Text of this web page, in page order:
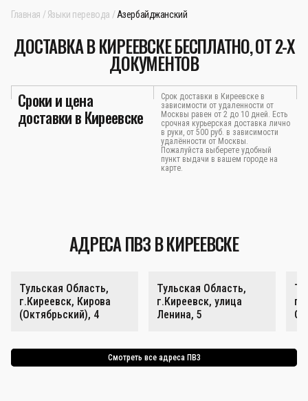
Главная Языки перевода Азербайджанский
ДОСТАВКА В КИРЕЕВСКЕ БЕСПЛАТНО, ОТ 2-Х
ДОКУМЕНТОВ
Сроки и цена
доставки в Киреевске
Срок доставки в Киреевске в
зависимости от удаленности от
Москвы равен от 2 до 10 дней. Есть
срочная курьерская доставка лично
в руки, от 500 руб. в зависимости
удалённости от Москвы.
Пожалуйста выберете удобный
пункт выдачи в вашем городе на
карте.
АДРЕСА ПВЗ В КИРЕЕВСКЕ
Тульская Область,
г.Киреевск, Кирова
(Октябрьский), 4
Тульская Область,
г.Киреевск, улица
Ленина, 5
Смотреть все адреса ПВЗ